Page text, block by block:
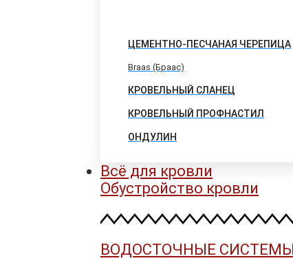
ЦЕМЕНТНО-ПЕСЧАНАЯ ЧЕРЕПИЦА
Braas (Браас)
КРОВЕЛЬНЫЙ СЛАНЕЦ
КРОВЕЛЬНЫЙ ПРОФНАСТИЛ
ОНДУЛИН
Всё для кровли
Обустройство кровли
ВОДОСТОЧНЫЕ